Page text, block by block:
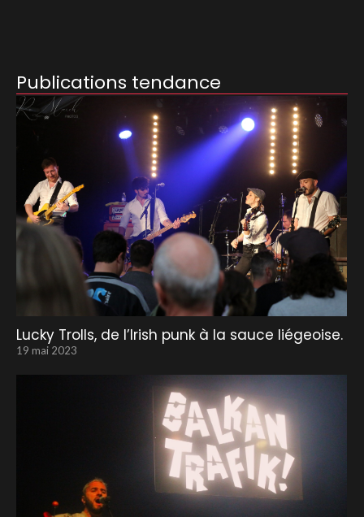
Publications tendance
Lucky Trolls, de l’Irish punk à la sauce liégeoise.
19 mai 2023